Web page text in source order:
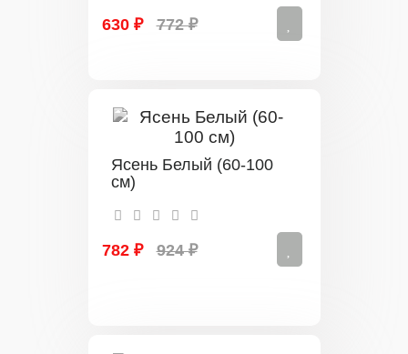
630 ₽ 772 ₽
Ясень Белый (60-100
см)
782 ₽ 924 ₽